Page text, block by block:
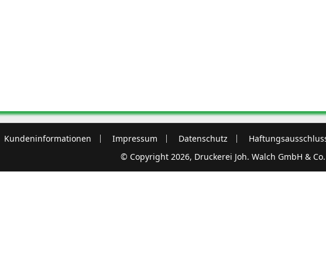
Kundeninformationen Impressum Datenschutz
© Copyright 2026, Druckerei Joh. Walch GmbH & Co.